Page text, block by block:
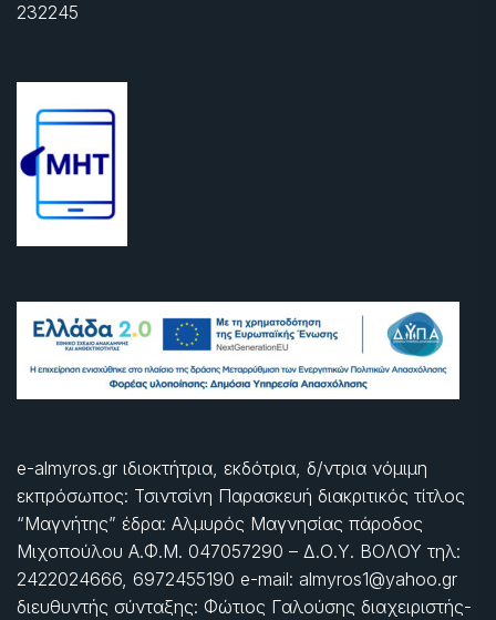
232245
e-almyros.gr ιδιοκτήτρια, εκδότρια, δ/ντρια νόμιμη
εκπρόσωπος: Τσιντσίνη Παρασκευή διακριτικός τίτλος
“Μαγνήτης” έδρα: Αλμυρός Μαγνησίας πάροδος
Μιχοπούλου Α.Φ.Μ. 047057290 – Δ.Ο.Υ. ΒΟΛΟΥ τηλ:
2422024666, 6972455190 e-mail: almyros1@yahoo.gr
διευθυντής σύνταξης: Φώτιος Γαλούσης διαχειριστής-